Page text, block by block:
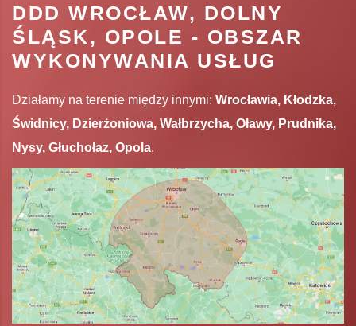
DDD WROCŁAW, DOLNY
ŚLĄSK, OPOLE - OBSZAR
WYKONYWANIA USŁUG
Działamy na terenie między innymi: Wrocławia, Kłodzka,
Świdnicy, Dzierżoniowa, Wałbrzycha, Oławy, Prudnika,
Nysy, Głuchołaz, Opola.